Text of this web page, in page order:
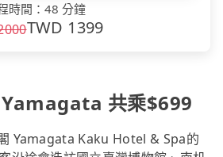
時間 ： 48 分鐘
TWD 1399
Yamagata 共乘$699
Yamagata Kaku Hotel & Spa的